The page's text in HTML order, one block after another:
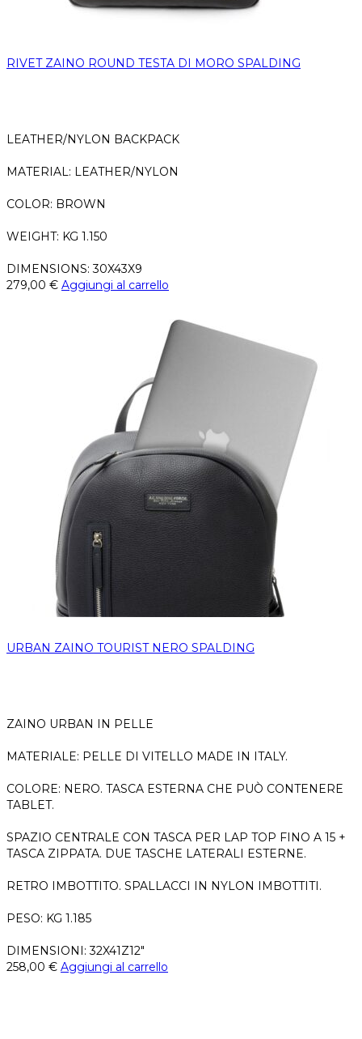
RIVET ZAINO ROUND TESTA DI MORO SPALDING
LEATHER/NYLON BACKPACK
MATERIAL: LEATHER/NYLON
COLOR: BROWN
WEIGHT: KG 1.150
DIMENSIONS: 30X43X9
279,00 € Aggiungi al carrello
URBAN ZAINO TOURIST NERO SPALDING
ZAINO URBAN IN PELLE
MATERIALE: PELLE DI VITELLO MADE IN ITALY.
COLORE: NERO. TASCA ESTERNA CHE PUÒ CONTENERE
TABLET.
SPAZIO CENTRALE CON TASCA PER LAP TOP FINO A 15 +
TASCA ZIPPATA. DUE TASCHE LATERALI ESTERNE.
RETRO IMBOTTITO. SPALLACCI IN NYLON IMBOTTITI.
PESO: KG 1.185
DIMENSIONI: 32X41Z12"
258,00 € Aggiungi al carrello